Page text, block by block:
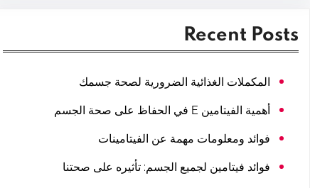
Recent Posts
المكملات الغذائية الضرورية لصحة جسمك
أهمية الفيتامين E في الحفاظ على صحة الجسم
فوائد ومعلومات مهمة عن الفيتامينات
فوائد فيتامين لجميع الجسم: تأثيره على صحتنا